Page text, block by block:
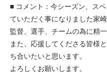
■ コメント：今シーズン、ス
ていただく事になりました家崎
監督、選手、チームの為に精
また、応援してくださる皆様
ち合いたいと思います。
よろしくお願いします。